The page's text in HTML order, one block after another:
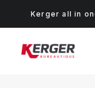
Kerger all in